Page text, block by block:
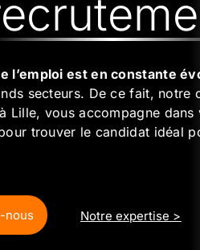
l’emploi est en constante
secteurs. De ce fait, notre
Lille, vous accompagne dans
trouver le candidat idéal
nous Notre expertise >